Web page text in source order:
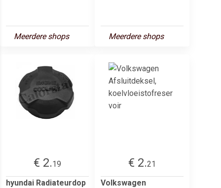
Meerdere shops Meerdere shops
€ 2.19
hyundai Radiateurdop
€ 2.21
Volkswagen